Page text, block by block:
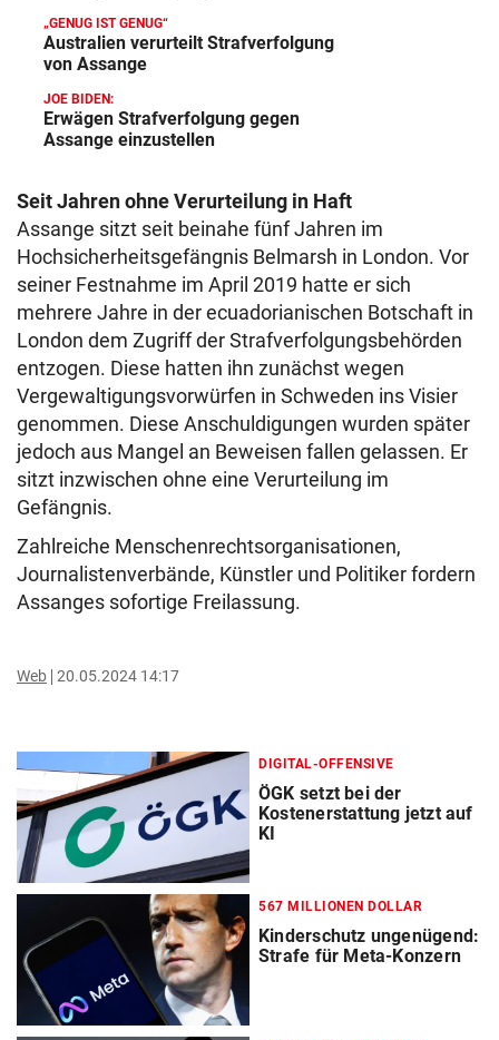
„GENUG IST GENUG“
Australien verurteilt Strafverfolgung
von Assange
JOE BIDEN:
Erwägen Strafverfolgung gegen
Assange einzustellen
Seit Jahren ohne Verurteilung in Haft
Assange sitzt seit beinahe fünf Jahren im
Hochsicherheitsgefängnis Belmarsh in London. Vor
seiner Festnahme im April 2019 hatte er sich
mehrere Jahre in der ecuadorianischen Botschaft in
London dem Zugriff der Strafverfolgungsbehörden
entzogen. Diese hatten ihn zunächst wegen
Vergewaltigungsvorwürfen in Schweden ins Visier
genommen. Diese Anschuldigungen wurden später
jedoch aus Mangel an Beweisen fallen gelassen. Er
sitzt inzwischen ohne eine Verurteilung im
Gefängnis.
Zahlreiche Menschenrechtsorganisationen,
Journalistenverbände, Künstler und Politiker fordern
Assanges sofortige Freilassung.
Web 20.05.2024 14:17
DIGITAL-OFFENSIVE
ÖGK setzt bei der
Kostenerstattung jetzt auf
KI
567 MILLIONEN DOLLAR
Kinderschutz ungenügend:
Strafe für Meta-Konzern